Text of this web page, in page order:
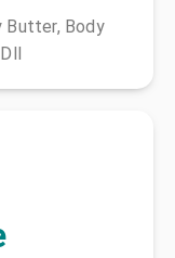
Butter, Body